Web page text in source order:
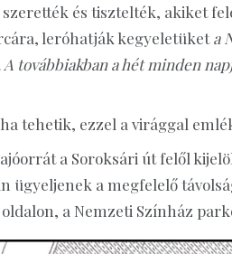
és tisztelték, akiket
leróhatják kegyeletüketa
továbbiakban a hét minden
tehetik, ezzel a virággal
a Soroksári út felől
ügyeljenek a megfelelő
a Nemzeti Színház